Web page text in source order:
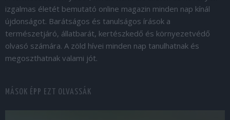
izgalmas életét bemutató online magazin minden nap kínál
újdonságot. Barátságos és tanulságos írások a
természetjáró, állatbarát, kertészkedő és környezetvédő
olvasó számára. A zöld hívei minden nap tanulhatnak és
megoszthatnak valami jót.
MÁSOK ÉPP EZT OLVASSÁK